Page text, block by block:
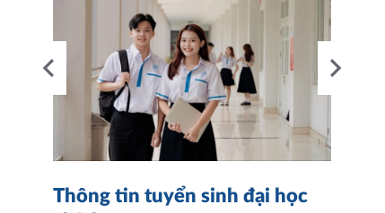
Thông tin tuyển sinh đại học